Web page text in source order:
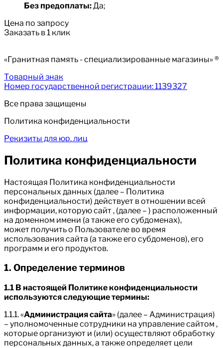
Без предоплаты:Да;
Цена по запросу
Заказать в 1 клик
«Гранитная память - специализированные магазины» ®
Товарный знак
Номер государственной регистрации: 1139327
Все права защищены
Политика конфиденциальности
Рекизиты для юр. лиц
Политика конфиденциальности
Настоящая Политика конфиденциальности
персональных данных (далее – Политика
конфиденциальности) действует в отношении всей
информации, которую сайт , (далее – ) расположенный
на доменном имени (а также его субдоменах),
может получить о Пользователе во время
использования сайта (а также его субдоменов), его
программ и его продуктов.
1. Определение терминов
1.1 В настоящей Политике конфиденциальности
используются следующие термины:
1.1.1. «Администрация сайта» (далее – Администрация)
– уполномоченные сотрудники на управление сайтом ,
которые организуют и (или) осуществляют обработку
персональных данных, а также определяет цели